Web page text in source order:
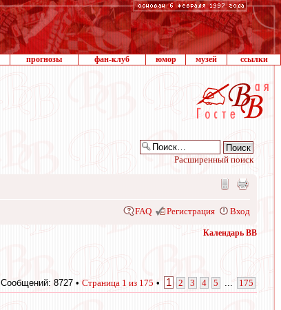
прогнозы фан-клуб юмор музей ссылки
Расширенный поиск
FAQ Регистрация Вход
Календарь ВВ
Сообщений: 8727 • Страница 1 из 175 • 1 2 3 4 5 175